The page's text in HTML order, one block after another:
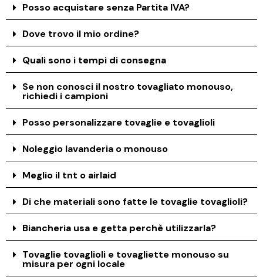
Posso acquistare senza Partita IVA?
Dove trovo il mio ordine?
Quali sono i tempi di consegna
Se non conosci il nostro tovagliato monouso,
richiedi i campioni
Posso personalizzare tovaglie e tovaglioli
Noleggio lavanderia o monouso
Meglio il tnt o airlaid
Di che materiali sono fatte le tovaglie tovaglioli?
Biancheria usa e getta perchè utilizzarla?
Tovaglie tovaglioli e tovagliette monouso su
misura per ogni locale